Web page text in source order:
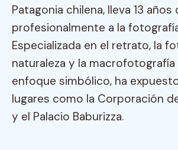
Patagonia chilena, lleva 13
profesionalmente a la
Especializada en el retrato, la
naturaleza y la
enfoque simbólico, ha
lugares como la Corporación
y el Palacio Baburizza.